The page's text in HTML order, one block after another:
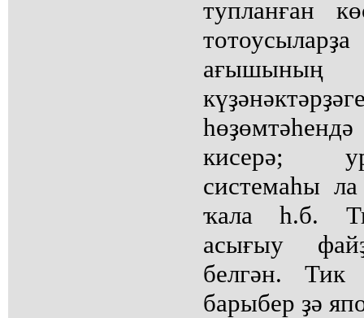
тупланған
кисерә;
системаһы
ҡала һ.б.
асығыу
белгән. Тик
барыбер ҙә